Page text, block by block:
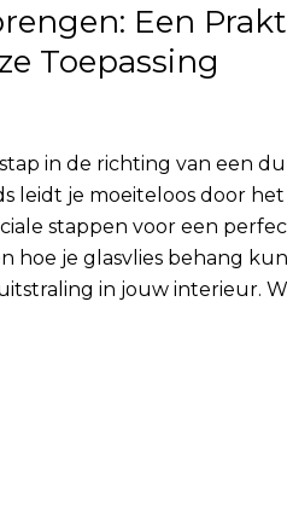
Een
Toepassing
in de richting van een
leidt je moeiteloos door het
stappen voor een
hoe je glasvlies behang
in jouw interieur.